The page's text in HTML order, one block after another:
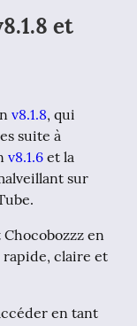
et
v8.1.8, qui
suite à
v8.1.6 et la
sur
en
claire et
en tant